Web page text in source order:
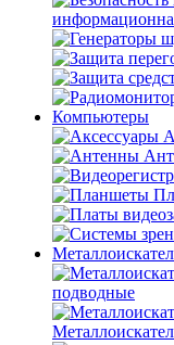
Компьютеры
подводные